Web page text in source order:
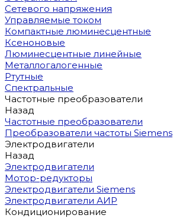
Сетевого напряжения
Управляемые током
Компактные люминесцентные
Ксеноновые
Люминесцентные линейные
Металлогалогенные
Ртутные
Спектральные
Частотные преобразователи
Назад
Частотные преобразователи
Преобразователи частоты Siemens
Электродвигатели
Назад
Электродвигатели
Мотор-редукторы
Электродвигатели Siemens
Электродвигатели АИР
Кондиционирование